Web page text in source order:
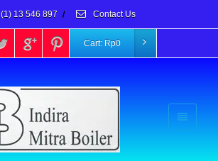
(1) 13 546 897 / Contact Us
Cart: Rp0